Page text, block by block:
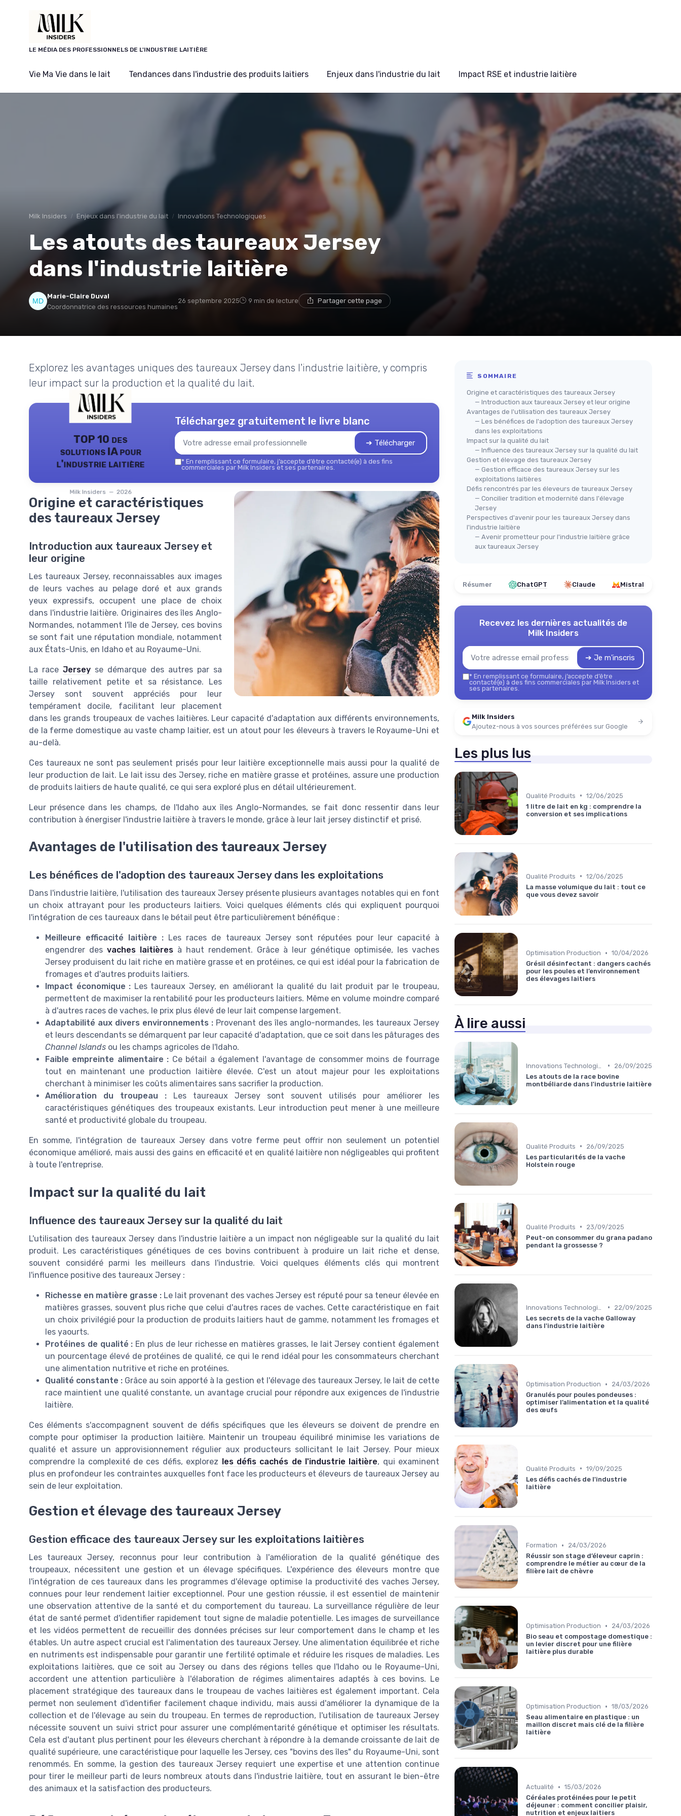
LE MÉDIA DES PROFESSIONNELS DE L'INDUSTRIE LAITIÈRE
Vie Ma Vie dans le lait Tendances dans l'industrie des produits laitiers Enjeux dans l'industrie du lait Impact RSE et industrie laitière
Milk Insiders Enjeux dans l'industrie du lait Innovations Technologiques
Les atouts des taureaux Jersey
dans l'industrie laitière
Marie-Claire Duval
Coordonnatrice des ressources humaines
26 septembre 2025 9 min de lecture Partager cette page
Explorez les avantages uniques des taureaux Jersey dans l'industrie laitière, y compris
leur impact sur la production et la qualité du lait.
TOP 10 des
solutions IA pour
l'industrie laitière
Milk Insiders — 2026
Téléchargez gratuitement le livre blanc
➔ Télécharger
* En remplissant ce formulaire, j’accepte d’être contacté(e) à des fins
commerciales par Milk Insiders et ses partenaires.
Origine et caractéristiques
des taureaux Jersey
Introduction aux taureaux Jersey et
leur origine
Les taureaux Jersey, reconnaissables aux images
de leurs vaches au pelage doré et aux grands
yeux expressifs, occupent une place de choix
dans l'industrie laitière. Originaires des îles Anglo-
Normandes, notamment l'île de Jersey, ces bovins
se sont fait une réputation mondiale, notamment
aux États-Unis, en Idaho et au Royaume-Uni.
La race Jersey se démarque des autres par sa
taille relativement petite et sa résistance. Les
Jersey sont souvent appréciés pour leur
tempérament docile, facilitant leur placement
dans les grands troupeaux de vaches laitières. Leur capacité d'adaptation aux différents environnements,
de la ferme domestique au vaste champ laitier, est un atout pour les éleveurs à travers le Royaume-Uni et
au-delà.
Ces taureaux ne sont pas seulement prisés pour leur laitière exceptionnelle mais aussi pour la qualité de
leur production de lait. Le lait issu des Jersey, riche en matière grasse et protéines, assure une production
de produits laitiers de haute qualité, ce qui sera exploré plus en détail ultérieurement.
Leur présence dans les champs, de l'Idaho aux îles Anglo-Normandes, se fait donc ressentir dans leur
contribution à énergiser l'industrie laitière à travers le monde, grâce à leur lait jersey distinctif et prisé.
Avantages de l'utilisation des taureaux Jersey
Les bénéfices de l'adoption des taureaux Jersey dans les exploitations
Dans l'industrie laitière, l'utilisation des taureaux Jersey présente plusieurs avantages notables qui en font
un choix attrayant pour les producteurs laitiers. Voici quelques éléments clés qui expliquent pourquoi
l'intégration de ces taureaux dans le bétail peut être particulièrement bénéfique :
Meilleure efficacité laitière : Les races de taureaux Jersey sont réputées pour leur capacité à
engendrer des vaches laitières à haut rendement. Grâce à leur génétique optimisée, les vaches
Jersey produisent du lait riche en matière grasse et en protéines, ce qui est idéal pour la fabrication de
fromages et d'autres produits laitiers.
Impact économique : Les taureaux Jersey, en améliorant la qualité du lait produit par le troupeau,
permettent de maximiser la rentabilité pour les producteurs laitiers. Même en volume moindre comparé
à d'autres races de vaches, le prix plus élevé de leur lait compense largement.
Adaptabilité aux divers environnements : Provenant des îles anglo-normandes, les taureaux Jersey
et leurs descendants se démarquent par leur capacité d'adaptation, que ce soit dans les pâturages des
Channel Islands ou les champs agricoles de l'Idaho.
Faible empreinte alimentaire : Ce bétail a également l'avantage de consommer moins de fourrage
tout en maintenant une production laitière élevée. C'est un atout majeur pour les exploitations
cherchant à minimiser les coûts alimentaires sans sacrifier la production.
Amélioration du troupeau : Les taureaux Jersey sont souvent utilisés pour améliorer les
caractéristiques génétiques des troupeaux existants. Leur introduction peut mener à une meilleure
santé et productivité globale du troupeau.
En somme, l'intégration de taureaux Jersey dans votre ferme peut offrir non seulement un potentiel
économique amélioré, mais aussi des gains en efficacité et en qualité laitière non négligeables qui profitent
à toute l'entreprise.
Impact sur la qualité du lait
Influence des taureaux Jersey sur la qualité du lait
L'utilisation des taureaux Jersey dans l'industrie laitière a un impact non négligeable sur la qualité du lait
produit. Les caractéristiques génétiques de ces bovins contribuent à produire un lait riche et dense,
souvent considéré parmi les meilleurs dans l'industrie. Voici quelques éléments clés qui montrent
l'influence positive des taureaux Jersey :
Richesse en matière grasse : Le lait provenant des vaches Jersey est réputé pour sa teneur élevée en
matières grasses, souvent plus riche que celui d'autres races de vaches. Cette caractéristique en fait
un choix privilégié pour la production de produits laitiers haut de gamme, notamment les fromages et
les yaourts.
Protéines de qualité : En plus de leur richesse en matières grasses, le lait Jersey contient également
un pourcentage élevé de protéines de qualité, ce qui le rend idéal pour les consommateurs cherchant
une alimentation nutritive et riche en protéines.
Qualité constante : Grâce au soin apporté à la gestion et l'élevage des taureaux Jersey, le lait de cette
race maintient une qualité constante, un avantage crucial pour répondre aux exigences de l'industrie
laitière.
Ces éléments s'accompagnent souvent de défis spécifiques que les éleveurs se doivent de prendre en
compte pour optimiser la production laitière. Maintenir un troupeau équilibré minimise les variations de
qualité et assure un approvisionnement régulier aux producteurs sollicitant le lait Jersey. Pour mieux
comprendre la complexité de ces défis, explorez les défis cachés de l'industrie laitière, qui examinent
plus en profondeur les contraintes auxquelles font face les producteurs et éleveurs de taureaux Jersey au
sein de leur exploitation.
Gestion et élevage des taureaux Jersey
Gestion efficace des taureaux Jersey sur les exploitations laitières
Les taureaux Jersey, reconnus pour leur contribution à l'amélioration de la qualité génétique des
troupeaux, nécessitent une gestion et un élevage spécifiques. L'expérience des éleveurs montre que
l'intégration de ces taureaux dans les programmes d'élevage optimise la productivité des vaches Jersey,
connues pour leur rendement laitier exceptionnel. Pour une gestion réussie, il est essentiel de maintenir
une observation attentive de la santé et du comportement du taureau. La surveillance régulière de leur
état de santé permet d'identifier rapidement tout signe de maladie potentielle. Les images de surveillance
et les vidéos permettent de recueillir des données précises sur leur comportement dans le champ et les
étables. Un autre aspect crucial est l'alimentation des taureaux Jersey. Une alimentation équilibrée et riche
en nutriments est indispensable pour garantir une fertilité optimale et réduire les risques de maladies. Les
exploitations laitières, que ce soit au Jersey ou dans des régions telles que l'Idaho ou le Royaume-Uni,
accordent une attention particulière à l'élaboration de régimes alimentaires adaptés à ces bovins. Le
placement stratégique des taureaux dans le troupeau de vaches laitières est également important. Cela
permet non seulement d'identifier facilement chaque individu, mais aussi d'améliorer la dynamique de la
collection et de l'élevage au sein du troupeau. En termes de reproduction, l'utilisation de taureaux Jersey
nécessite souvent un suivi strict pour assurer une complémentarité génétique et optimiser les résultats.
Cela est d'autant plus pertinent pour les éleveurs cherchant à répondre à la demande croissante de lait de
qualité supérieure, une caractéristique pour laquelle les Jersey, ces "bovins des îles" du Royaume-Uni, sont
renommés. En somme, la gestion des taureaux Jersey requiert une expertise et une attention continue
pour tirer le meilleur parti de leurs nombreux atouts dans l'industrie laitière, tout en assurant le bien-être
des animaux et la satisfaction des producteurs.
SOMMAIRE
Origine et caractéristiques des taureaux Jersey
— Introduction aux taureaux Jersey et leur origine
Avantages de l'utilisation des taureaux Jersey
— Les bénéfices de l'adoption des taureaux Jersey
dans les exploitations
Impact sur la qualité du lait
— Influence des taureaux Jersey sur la qualité du lait
Gestion et élevage des taureaux Jersey
— Gestion efficace des taureaux Jersey sur les
exploitations laitières
Défis rencontrés par les éleveurs de taureaux Jersey
— Concilier tradition et modernité dans l'élevage
Jersey
Perspectives d'avenir pour les taureaux Jersey dans
l'industrie laitière
— Avenir prometteur pour l'industrie laitière grâce
aux taureaux Jersey
Résumer ChatGPT Claude Mistral
Recevez les dernières actualités de
Milk Insiders
➔ Je m'inscris
* En remplissant ce formulaire, j’accepte d’être
contacté(e) à des fins commerciales par Milk Insiders et
ses partenaires.
Milk Insiders
Ajoutez-nous à vos sources préférées sur Google
Les plus lus
Qualité Produits • 12/06/2025
1 litre de lait en kg : comprendre la
conversion et ses implications
Qualité Produits • 12/06/2025
La masse volumique du lait : tout ce
que vous devez savoir
Optimisation Production • 10/04/2026
Grésil désinfectant : dangers cachés
pour les poules et l’environnement
des élevages laitiers
À lire aussi
•
26/09/2025
Les atouts de la race bovine
montbéliarde dans l'industrie laitière
Qualité Produits •
26/09/2025
Les particularités de la vache
Holstein rouge
Qualité Produits •
23/09/2025
Peut-on consommer du grana padano
pendant la grossesse ?
•
22/09/2025
Les secrets de la vache Galloway
dans l'industrie laitière
Optimisation Production •
24/03/2026
Granulés pour poules pondeuses :
optimiser l’alimentation et la qualité
des œufs
Qualité Produits • 19/09/2025
Les défis cachés de l'industrie
laitière
Formation •
24/03/2026
Réussir son stage d’éleveur caprin :
comprendre le métier au cœur de la
filière lait de chèvre
Optimisation Production •
24/03/2026
Bio seau et compostage domestique :
un levier discret pour une filière
laitière plus durable
Optimisation Production • 18/03/2026
Seau alimentaire en plastique : un
maillon discret mais clé de la filière
laitière
Actualité • 15/03/2026
Céréales protéinées pour le petit
déjeuner : comment concilier plaisir,
nutrition et enjeux laitiers